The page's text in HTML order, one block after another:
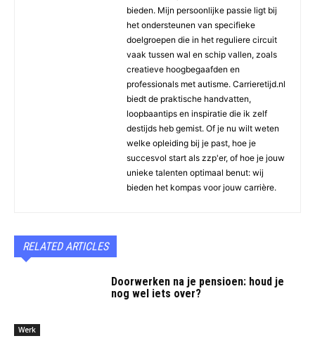
bieden. Mijn persoonlijke passie ligt bij
het ondersteunen van specifieke
doelgroepen die in het reguliere circuit
vaak tussen wal en schip vallen, zoals
creatieve hoogbegaafden en
professionals met autisme. Carrieretijd.nl
biedt de praktische handvatten,
loopbaantips en inspiratie die ik zelf
destijds heb gemist. Of je nu wilt weten
welke opleiding bij je past, hoe je
succesvol start als zzp'er, of hoe je jouw
unieke talenten optimaal benut: wij
bieden het kompas voor jouw carrière.
RELATED ARTICLES
Werk
Doorwerken na je pensioen: houd je
nog wel iets over?